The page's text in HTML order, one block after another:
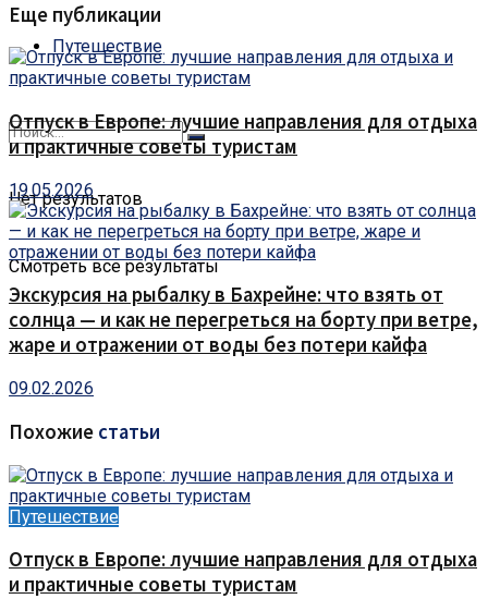
Путешествие
Нет результатов
Смотреть все результаты
Еще публикации
Отпуск в Европе: лучшие направления для отдыха
и практичные советы туристам
19.05.2026
Экскурсия на рыбалку в Бахрейне: что взять от
солнца — и как не перегреться на борту при ветре,
жаре и отражении от воды без потери кайфа
09.02.2026
Похожие статьи
Путешествие
Отпуск в Европе: лучшие направления для отдыха
и практичные советы туристам